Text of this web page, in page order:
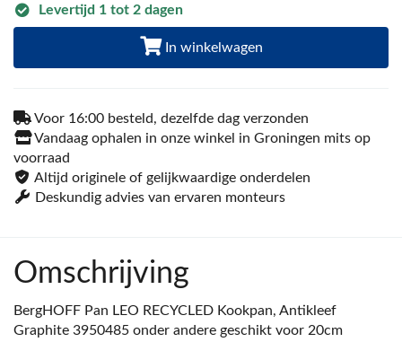
Levertijd 1 tot 2 dagen
In winkelwagen
Voor 16:00 besteld, dezelfde dag verzonden
Vandaag ophalen in onze winkel in Groningen mits op
voorraad
Altijd originele of gelijkwaardige onderdelen
Deskundig advies van ervaren monteurs
Omschrijving
BergHOFF Pan LEO RECYCLED Kookpan, Antikleef
Graphite 3950485 onder andere geschikt voor 20cm